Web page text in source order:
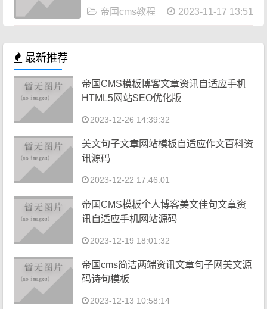
帝国cms教程 2023-11-17 13:51:30
最新推荐
帝国CMS模板博客文章资讯自适应手机
HTML5网站SEO优化版
2023-12-26 14:39:32
美文句子文章网站模板自适应作文百科资
讯源码
2023-12-22 17:46:01
帝国CMS模板个人博客美文佳句文章资
讯自适应手机网站源码
2023-12-19 18:01:32
帝国cms简洁两端资讯文章句子网美文源
码诗句模板
2023-12-13 10:58:14